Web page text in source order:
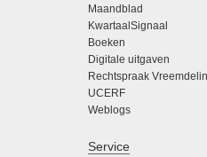
Maandblad
KwartaalSignaal
Boeken
Digitale uitgaven
Rechtspraak
UCERF
Weblogs
Service